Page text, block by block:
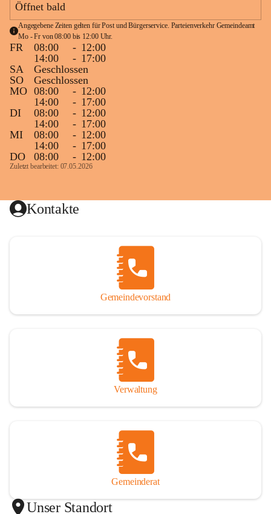
Öffnet bald
Angegebene Zeiten gelten für Post und Bürgerservice. Parteienverkehr Gemeindeamt
Mo - Fr von 08:00 bis 12:00 Uhr.
FR 08:00 - 12:00
14:00
- 17:00
SA
Geschlossen
SO
Geschlossen
MO 08:00 - 12:00
14:00
- 17:00
DI
08:00 - 12:00
14:00
- 17:00
MI
08:00 - 12:00
14:00
- 17:00
DO
08:00 - 12:00
Zuletzt bearbeitet: 07.05.2026
Kontakte
Gemeindevorstand
Verwaltung
Gemeinderat
Unser Standort